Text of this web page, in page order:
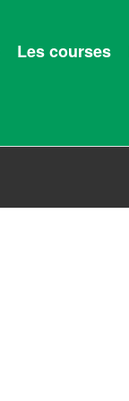
Les courses